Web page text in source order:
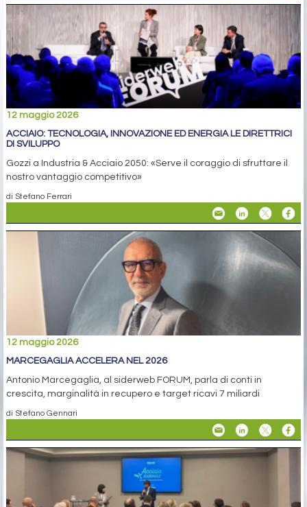
12 maggio 2026
ACCIAIO: TECNOLOGIA, INNOVAZIONE ED ENERGIA LE DIRETTRICI
DI SVILUPPO
Gozzi a Industria & Acciaio 2050: «Serve il coraggio di sfruttare il
nostro vantaggio competitivo»
di Stefano Ferrari
12 maggio 2026
MARCEGAGLIA ACCELERA NEL 2026
Antonio Marcegaglia, al siderweb FORUM, parla di conti in
crescita, marginalità in recupero e target ricavi 7 miliardi
di Stefano Gennari